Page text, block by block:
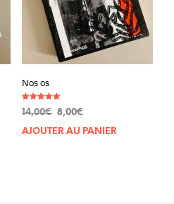
Nos os
Note
5.00
14,00€ Le
prix
8,00€Le
prix
AJOUTER AU PANIER